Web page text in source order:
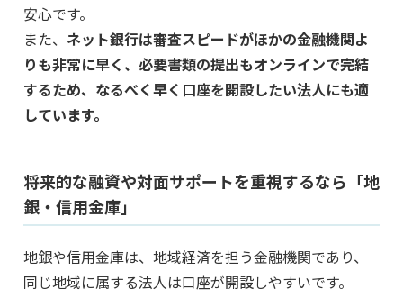
安心です。
また、 ネット銀行は審査スピードがほかの金融機関よ
りも非常に早く、必要書類の提出もオンラインで完結
するため、なるべく早く口座を開設したい法人にも適
しています。
将来的な融資や対面サポートを重視するなら「地
銀・信用金庫」
地銀や信用金庫は、地域経済を担う金融機関であり、
同じ地域に属する法人は口座が開設しやすいです。